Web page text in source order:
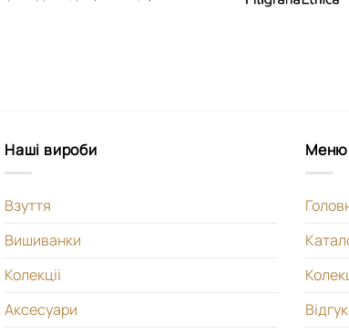
Наші вироби
Взуття
Вишиванки
Колекціі
Аксесуари
Меню